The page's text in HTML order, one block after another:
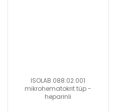
ISOLAB 088.02.001
mikrohematokrit tüp -
heparinli